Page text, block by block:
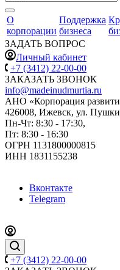
О
корпорации
Поддержка
бизнеса
ЗАДАТЬ ВОПРОС
Личный кабинет
+7 (3412) 22-00-00
ЗАКАЗАТЬ ЗВОНОК
info@madeinudmurtia.ru
АНО «Корпорация
426008, Ижевск, ул.
Пн-Чт: 8:30 - 17:30,
Пт: 8:30 - 16:30
ОГРН 1131800000815
ИНН 1831155238
Вконтакте
Telegram
+7 (3412) 22-00-00